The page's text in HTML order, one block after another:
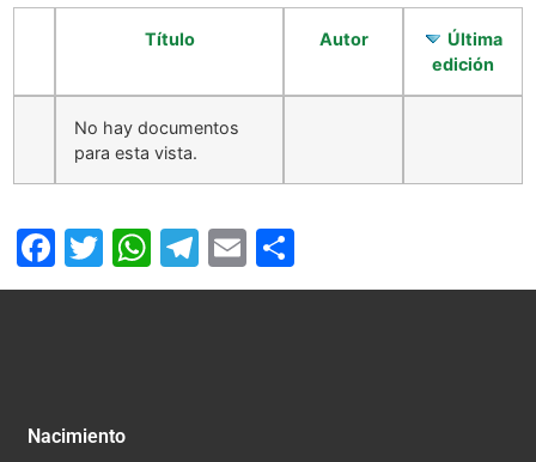
Título Autor
Última
edición
No hay documentos
para esta vista.
Facebook
Twitter
WhatsApp
Telegram
Email
Nacimiento